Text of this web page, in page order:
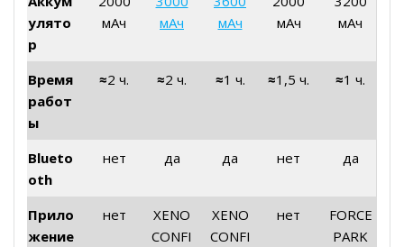
улято
р
мАч
мАч
мАч
мАч
мАч
Время
работ
ы
≈2 ч. ≈2 ч. ≈1 ч. ≈1,5 ч. ≈1 ч.
Blueto
oth
нет да да нет да
Прило
жение
нет
XENO
CONFI
XENO
CONFI
нет
FORCE
PARK